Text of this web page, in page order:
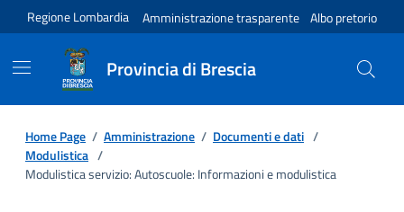
Regione Lombardia Amministrazione trasparente Albo pretorio
Provincia di Brescia
Home Page / Amministrazione / Documenti e dati /
Modulistica /
Modulistica servizio: Autoscuole: Informazioni e modulistica